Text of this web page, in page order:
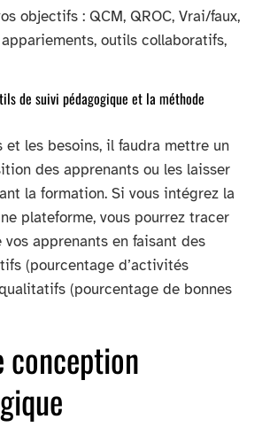
objectifs : QCM, QROC, Vrai/faux,
outils collaboratifs,
de suivi pédagogique et la méthode
et les besoins, il faudra mettre un
des apprenants ou les laisser
la formation. Si vous intégrez la
plateforme, vous pourrez tracer
apprenants en faisant des
(pourcentage d’activités
(pourcentage de bonnes
conception